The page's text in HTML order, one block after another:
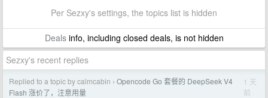
Per Sezxy's settings, the topics list is hidden
Dealsinfo, including closed deals, is not hidden
Sezxy's recent replies
Replied to a topic by calmcabin › Opencode Go 套餐的 DeepSeek V4
Flash 涨价了，注意用量
1 天
前